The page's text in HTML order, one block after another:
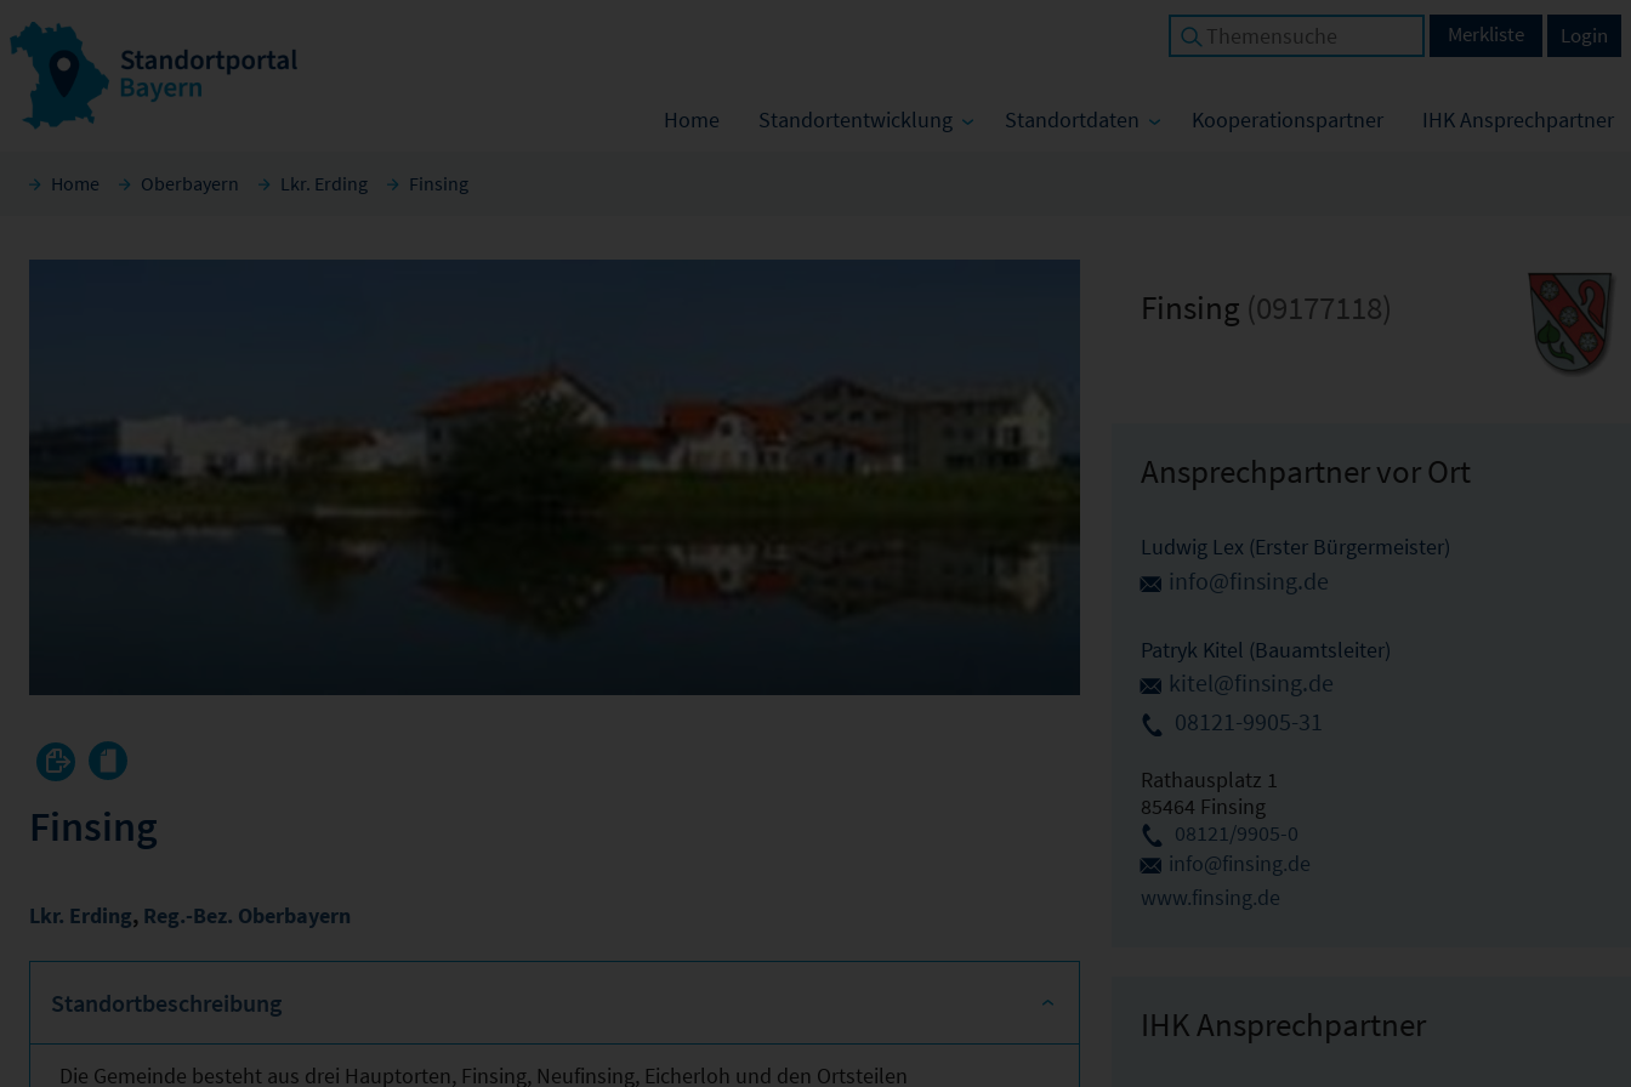
Home Standortentwicklung Standortdaten Kooperationspartner IHK Ansprechpartner
Login
Merkliste
Home Oberbayern Lkr. Erding Finsing
Finsing
Lkr. Erding, Reg.-Bez. Oberbayern
Standortbeschreibung
Die Gemeinde besteht aus drei Hauptorten, Finsing, Neufinsing, Eicherloh und den Ortsteilen
Finsing (09177118)
Ansprechpartner vor Ort
Ludwig Lex (Erster Bürgermeister)
info@finsing.de
Patryk Kitel (Bauamtsleiter)
kitel@finsing.de
08121-9905-31
Rathausplatz 1
85464 Finsing
08121/9905-0
info@finsing.de
www.finsing.de
IHK Ansprechpartner